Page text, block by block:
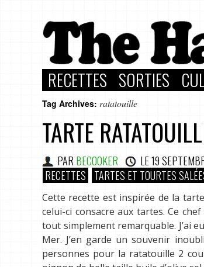
RECETTES SORTIES
Tag Archives: ratatouille
TARTE
PAR BECOOKER LE19
RECETTES
TARTES ET TOURTES
Cette recette est inspirée de la
celui-ci consacre aux tartes. Ce
tout simplement remarquable. J’ai
Mer. J’en garde un souvenir
personnes pour la ratatouille 2